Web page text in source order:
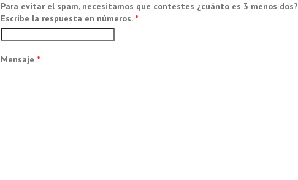
Para evitar el spam, necesitamos que contestes ¿cuánto es 3 menos dos?
Escribe la respuesta en números. *
Mensaje *